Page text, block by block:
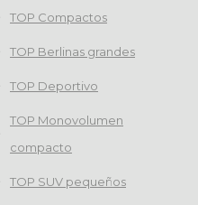
TOP Compactos
TOP Berlinas grandes
TOP Deportivo
TOP Monovolumen
compacto
TOP SUV pequeños